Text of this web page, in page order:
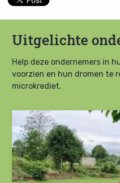
Uitgelichte
Help deze ondernemers in
voorzien en hun dromen te
microkrediet.